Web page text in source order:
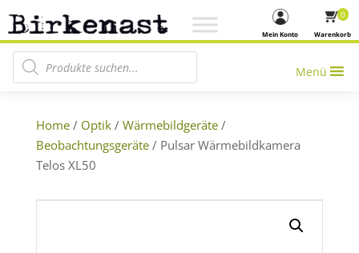
Warenkorb
0
Mein Konto
Products search
Menü
Home/ Optik/ Wärmebildgeräte/
Beobachtungsgeräte/ Pulsar Wärmebildkamera
Telos XL50